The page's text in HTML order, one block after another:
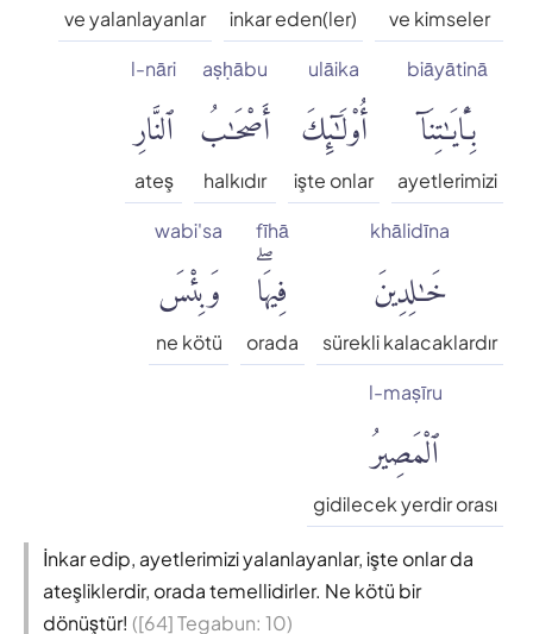
ve kimseler
inkar eden(ler)
ve yalanlayanlar
biāyātinā
بِـَٔايَٰتِنَآ
ayetlerimizi
ulāika
أُو۟لَٰٓئِكَ
işte onlar
aṣḥābu
أَصْحَٰبُ
halkıdır
l-nāri
ٱلنَّارِ
ateş
khālidīna
خَٰلِدِينَ
sürekli kalacaklardır
fīhā
فِيهَاۖ
orada
wabi'sa
وَبِئْسَ
ne kötü
l-maṣīru
ٱلْمَصِيرُ
gidilecek yerdir orası
İnkar edip, ayetlerimizi yalanlayanlar, işte onlar da
ateşliklerdir, orada temellidirler. Ne kötü bir
dönüştür! ([64] Tegabun: 10)